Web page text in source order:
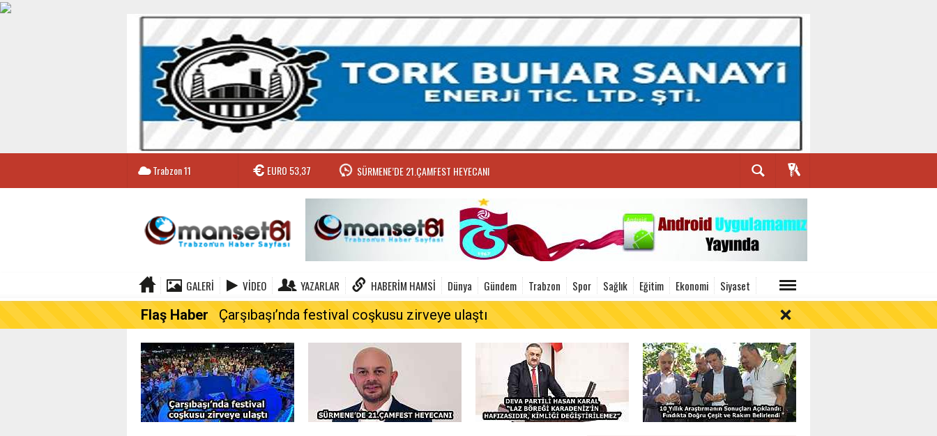
Trabzon11 EURO53,37 SÜRMENE’DE 21.ÇAMFEST HEYECANI
GALERI VIDEO YAZARLAR HABERIM HAMSI Dünya Gündem Trabzon Spor Sağlık Eğitim Ekonomi Siyaset
Flaş Haber Çarşıbaşı’nda festival coşkusu zirveye ulaştı